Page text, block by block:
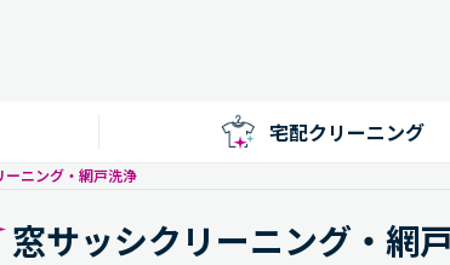
宅配クリーニング
ーニング・網戸洗浄
窓サッシクリーニング・網